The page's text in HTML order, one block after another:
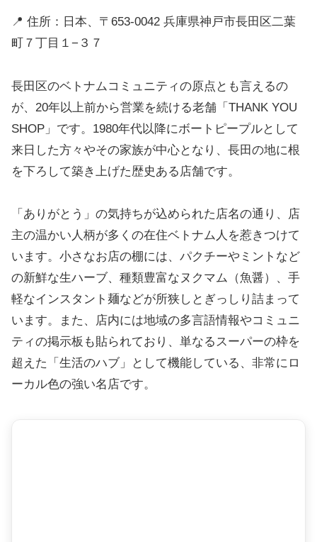
📍 住所：日本、〒653-0042 兵庫県神戸市長田区二葉
町７丁目１−３７
長田区のベトナムコミュニティの原点とも言えるの
が、20年以上前から営業を続ける老舗「THANK YOU
SHOP」です。1980年代以降にボートピープルとして
来日した方々やその家族が中心となり、長田の地に根
を下ろして築き上げた歴史ある店舗です。
「ありがとう」の気持ちが込められた店名の通り、店
主の温かい人柄が多くの在住ベトナム人を惹きつけて
います。小さなお店の棚には、パクチーやミントなど
の新鮮な生ハーブ、種類豊富なヌクマム（魚醤）、手
軽なインスタント麺などが所狭しとぎっしり詰まって
います。また、店内には地域の多言語情報やコミュニ
ティの掲示板も貼られており、単なるスーパーの枠を
超えた「生活のハブ」として機能している、非常にロ
ーカル色の強い名店です。